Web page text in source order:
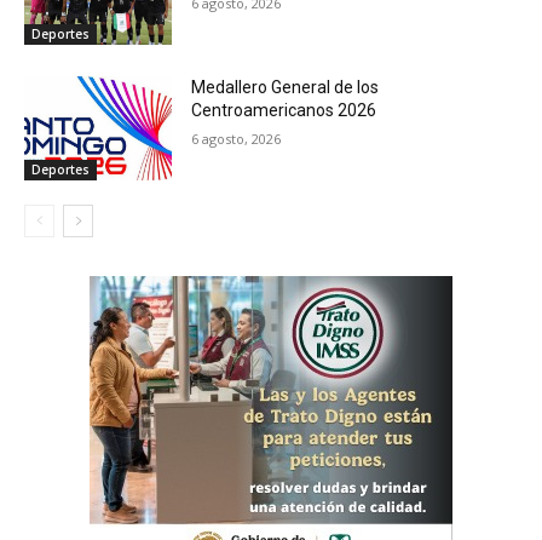
Deportes
Deportes
Medallero General de los
Centroamericanos 2026
6 agosto, 2026